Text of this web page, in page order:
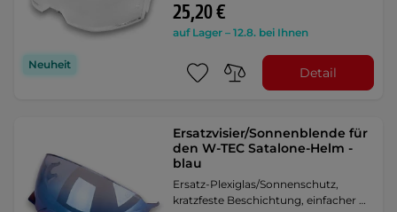
Neuheit
25,20 €
auf Lager – 12.8. bei Ihnen
Detail
Ersatzvisier/Sonnenblende für
den W-TEC Satalone-Helm -
blau
Ersatz-Plexiglas/Sonnenschutz,
kratzfeste Beschichtung, einfacher …